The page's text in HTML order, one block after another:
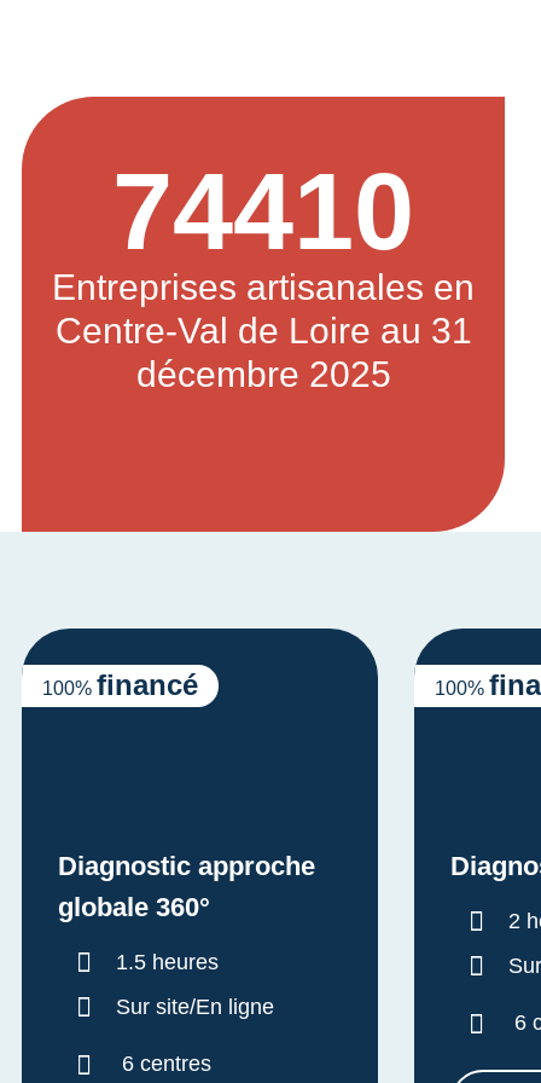
74410
Entreprises artisanales en
Centre-Val de Loire au 31
décembre 2025
Diagnostic approche
globale 360°
Durée :
1.5 heures
Sur site/En ligne
6 centres
100% financé
2
6
100%